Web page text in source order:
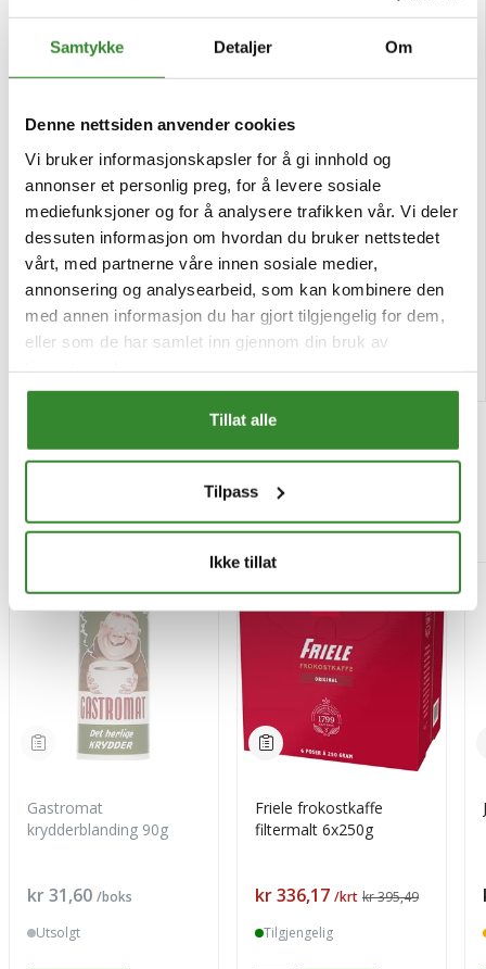
Samtykke Detaljer Om
Denne nettsiden anvender cookies
Vi bruker informasjonskapsler for å gi innhold og
annonser et personlig preg, for å levere sosiale
mediefunksjoner og for å analysere trafikken vår. Vi deler
dessuten informasjon om hvordan du bruker nettstedet
vårt, med partnerne våre innen sosiale medier,
annonsering og analysearbeid, som kan kombinere den
med annen informasjon du har gjort tilgjengelig for dem,
eller som de har samlet inn gjennom din bruk av
Tillat alle
Tilpass
Ikke tillat
Fem pepper 410g
Pris
kr 257,64 /stk
Cafitesse delicate roast
1.25l
Pris
kr 747,19 /stk
Mest besøkt
Gastromat
krydderblanding 90g
Pris
kr 31,60 /boks
Utsolgt
Friele frokostkaffe
filtermalt 6x250g
Pris
kr 336,17 /krt kr 395,49
Tilgjengelig